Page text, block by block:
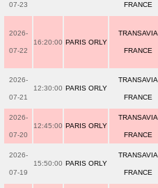
07-23 FRANCE
2026-
07-22
16:20:00 PARIS ORLY
TRANSAVIA
FRANCE
2026-
07-21
12:30:00 PARIS ORLY
TRANSAVIA
FRANCE
2026-
07-20
12:45:00 PARIS ORLY
TRANSAVIA
FRANCE
2026-
07-19
15:50:00 PARIS ORLY
TRANSAVIA
FRANCE